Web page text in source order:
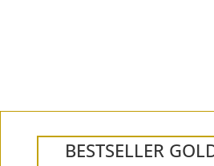
BESTSELLER